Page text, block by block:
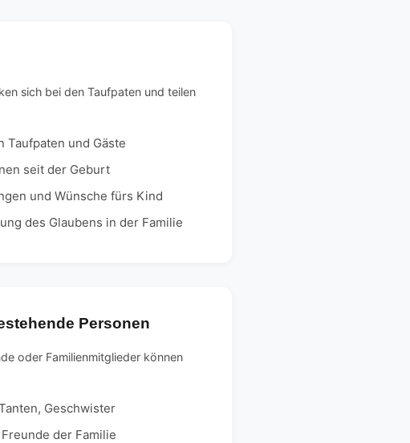
sich bei den Taufpaten und teilen
Taufpaten und Gäste
seit der Geburt
und Wünsche fürs Kind
des Glaubens in der Familie
Personen
oder Familienmitglieder können
Geschwister
der Familie